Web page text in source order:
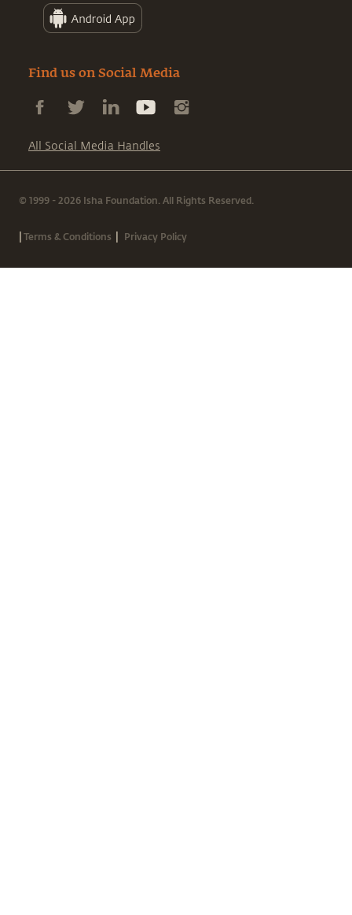
Find us on Social Media
All Social Media Handles
© 1999 - 2026 Isha Foundation. All Rights Reserved.
|Terms & Conditions | Privacy Policy